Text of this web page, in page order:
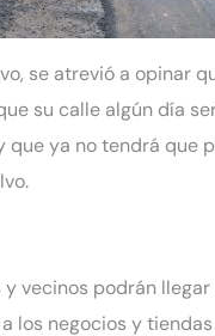
se atrevió a opinar
su calle algún día
ya no tendrá que
y vecinos podrán llegar
los negocios y